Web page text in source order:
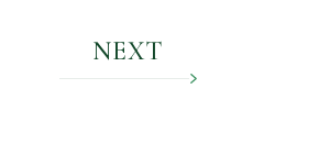
NEXT